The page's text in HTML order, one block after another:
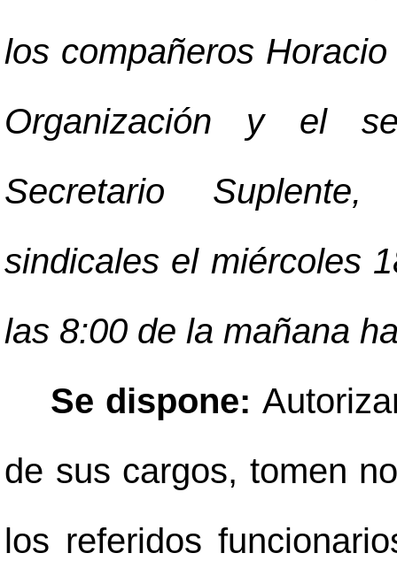
los compañeros
Organización y el
Secretario
sindicales el miércoles
las 8:00 de la mañana
Se dispone:
de sus cargos, tomen
los referidos